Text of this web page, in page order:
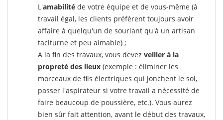
L'amabilité de votre équipe et de vous-même (à
travail égal, les clients préfèrent toujours avoir
affaire à quelqu'un de souriant qu'à un artisan
taciturne et peu aimable) ;
A la fin des travaux, vous devez veiller à la
propreté des lieux (exemple : éliminer les
morceaux de fils électriques qui jonchent le sol,
passer l'aspirateur si votre travail a nécessité de
faire beaucoup de poussière, etc.). Vous aurez
bien sûr fait attention, avant le début des travaux,